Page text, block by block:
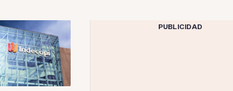
PUBLICIDAD